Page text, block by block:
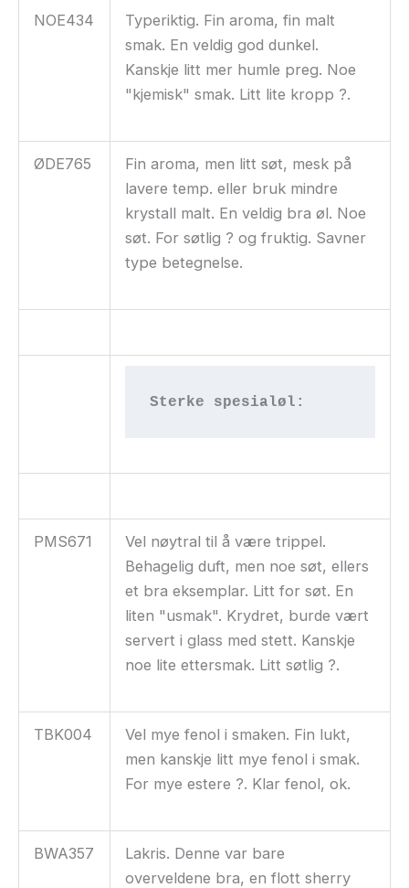
NOE434
Typeriktig. Fin aroma, fin malt
smak. En veldig god dunkel.
Kanskje litt mer humle preg. Noe
"kjemisk" smak. Litt lite kropp ?.
ØDE765
Fin aroma, men litt søt, mesk på
lavere temp. eller bruk mindre
krystall malt. En veldig bra øl. Noe
søt. For søtlig ? og fruktig. Savner
type betegnelse.
Sterke spesialøl:
PMS671
Vel nøytral til å være trippel.
Behagelig duft, men noe søt, ellers
et bra eksemplar. Litt for søt. En
liten "usmak". Krydret, burde vært
servert i glass med stett. Kanskje
noe lite ettersmak. Litt søtlig ?.
TBK004
Vel mye fenol i smaken. Fin lukt,
men kanskje litt mye fenol i smak.
For mye estere ?. Klar fenol, ok.
BWA357
Lakris. Denne var bare
overveldene bra, en flott sherry